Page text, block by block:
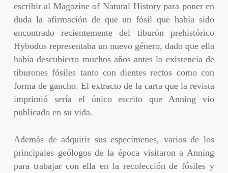
escribir al Magazine of Natural History para poner en
duda la afirmación de que un fósil que había sido
encontrado recientemente del tiburón prehistórico
Hybodus representaba un nuevo género, dado que ella
había descubierto muchos años antes la existencia de
tiburones fósiles tanto con dientes rectos como con
forma de gancho. El extracto de la carta que la revista
imprimió sería el único escrito que Anning vio
publicado en su vida.
Además de adquirir sus especímenes, varios de los
principales geólogos de la época visitaron a Anning
para trabajar con ella en la recolección de fósiles y